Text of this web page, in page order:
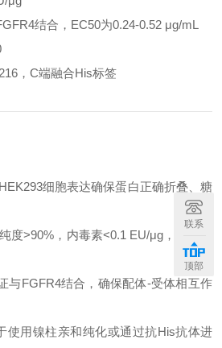
结合，EC50为0.24-0.52 μg/mL
，C端融合His标签
HEK293细胞表达确保蛋白正确折叠、糖
纯度>90%，内毒素<0.1 EU/μg，适用于
与FGFR4结合，确保配体-受体相互作
使用镍柱亲和纯化或通过抗His抗体进
联系
顶部